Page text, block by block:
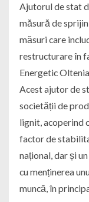
Ajutorul de stat
măsură de
măsuri care
restructurare în
Energetic
Acest ajutor de
societății de
lignit, acoperind
factor de
național, dar și
cu menținerea
muncă, în